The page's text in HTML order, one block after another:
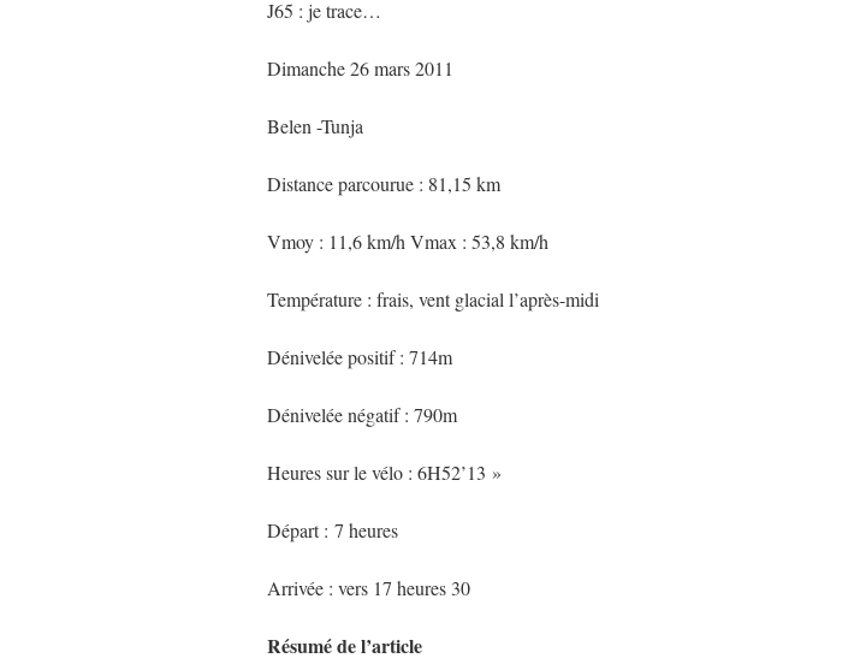
J65 : je trace…
Dimanche 26 mars 2011
Belen -Tunja
Distance parcourue : 81,15 km
Vmoy : 11,6 km/h Vmax : 53,8 km/h
Température : frais, vent glacial l’après-midi
Dénivelée positif : 714m
Dénivelée négatif : 790m
Heures sur le vélo : 6H52’13 »
Départ : 7 heures
Arrivée : vers 17 heures 30
Résumé de l’article